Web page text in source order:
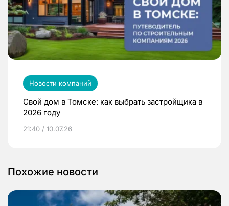
Новости компаний
Свой дом в Томске: как выбрать застройщика в
2026 году
21:40 / 10.07.26
Похожие новости